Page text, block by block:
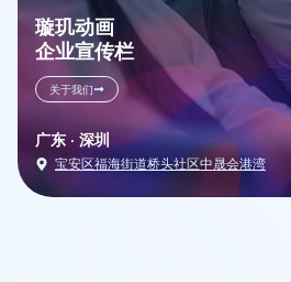
璇玑动画
企业宣传栏
关于我们
广东 · 深圳
宝安区福海街道桥头社区中晟会港湾